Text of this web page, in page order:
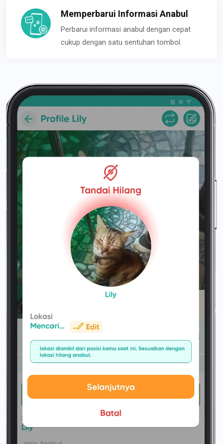
Memperbarui Informasi Anabul
Perbarui informasi anabul dengan cepat
cukup dengan satu sentuhan tombol.